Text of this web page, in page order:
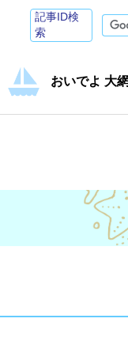
記事ID検
索
おいでよ 大